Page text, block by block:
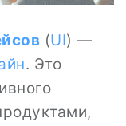
(UI) —
. Это